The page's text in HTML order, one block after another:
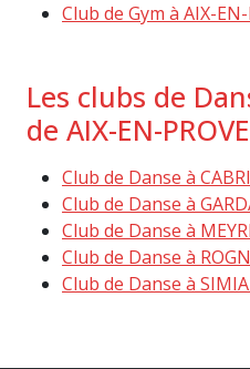
Club de Gym à AIX-EN-
Les clubs de
de AIX-EN-
Club de Danse à
Club de Danse à
Club de Danse à
Club de Danse à
Club de Danse à